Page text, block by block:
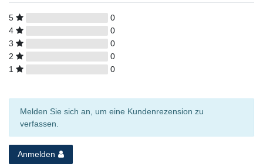
5
0
4
0
3
0
2
0
1
0
Melden Sie sich an, um eine Kundenrezension zu
verfassen.
Anmelden